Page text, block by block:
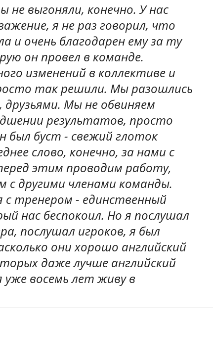
не выгоняли, конечно. У нас
я не раз говорил, что
и очень благодарен ему за ту
он провел в команде.
изменений в коллективе и
так решили. Мы разошлись
друзьями. Мы не обвиняем
результатов, просто
был буст - свежий глоток
слово, конечно, за нами с
этим проводим работу,
с другими членами команды.
с тренером - единственный
нас беспокоил. Но я послушал
послушал игроков, я был
они хорошо английский
даже лучше английский
уже восемь лет живу в